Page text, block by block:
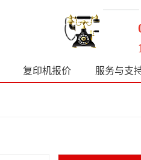
复印机报价 服务与支